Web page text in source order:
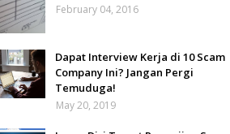
February 04, 2016
Dapat Interview Kerja di 10 Scam
Company Ini? Jangan Pergi
Temuduga!
May 20, 2019